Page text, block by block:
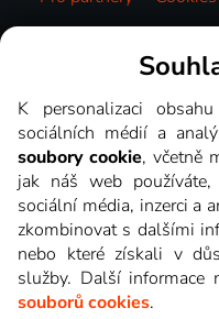
K personalizaci
sociálních médií a
soubory cookie, včetně
jak náš web
sociální média, inzerci a
zkombinovat s dalšími
nebo které získali v
služby. Další informace
souborů cookies.